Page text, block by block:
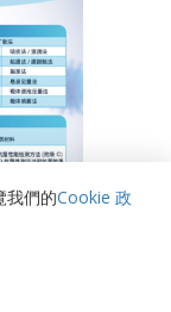
我們的Cookie 政